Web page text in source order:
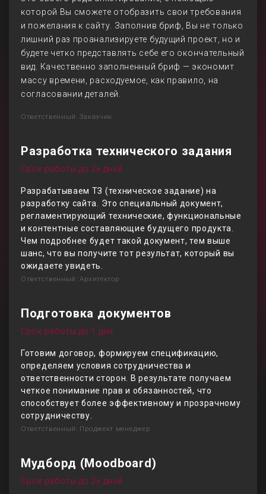
которой Вы сможете отобразить свои требования
и пожелания к сайту. Заполнив бриф, Вы не только
лишний раз проанализируете будущий проект, но и
будете четко представлять себе его окончательный
вид. Качественно заполненный бриф — экономит
массу времени, расходуемое, как правило, на
согласовании деталей.
Ответственный: Заказчик
Разработка технического задания
Срок работы до 2х дней
Разрабатываем ТЗ (техническое задание) на
разработку сайта. Это специальный документ,
регламентирующий технические, функциональные
и контентные составляющие будущего продукта.
Чем подробнее будет такой документ, тем выше
шанс, что вы получите тот результат, который вы
ожидаете увидеть.
Ответственный: Архитектор
Подготовка документов
Срок работы до 1 дня
Готовим договор, формируем спецификацию,
определяем условия сотрудничества и
ответственности сторон. В результате получаем
четкое понимание прав и обязанностей, что
способствует более эффективному и прозрачному
сотрудничеству.
Ответственный: Проджект менеджер
Мудборд (Moodboard)
Срок работы до 2х дней